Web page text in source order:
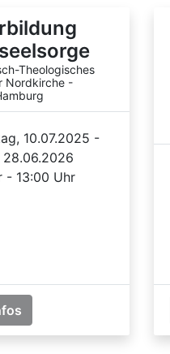
Theologisches
Nordkirche -
10.07.2025 -
28.06.2026
- 13:00 Uhr